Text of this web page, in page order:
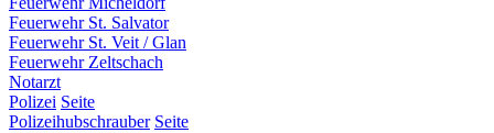
Feuerwehr St. Salvator
Feuerwehr St. Veit / Glan
Feuerwehr Zeltschach
Notarzt
Polizei Seite
Polizeihubschrauber Seite